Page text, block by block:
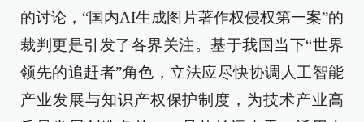
的讨论，“国内AI生成图片著作权侵权第一案”的
裁判更是引发了各界关注。基于我国当下“世界
领先的追赶者”角色，立法应尽快协调人工智能
产业发展与知识产权保护制度，为技术产业高